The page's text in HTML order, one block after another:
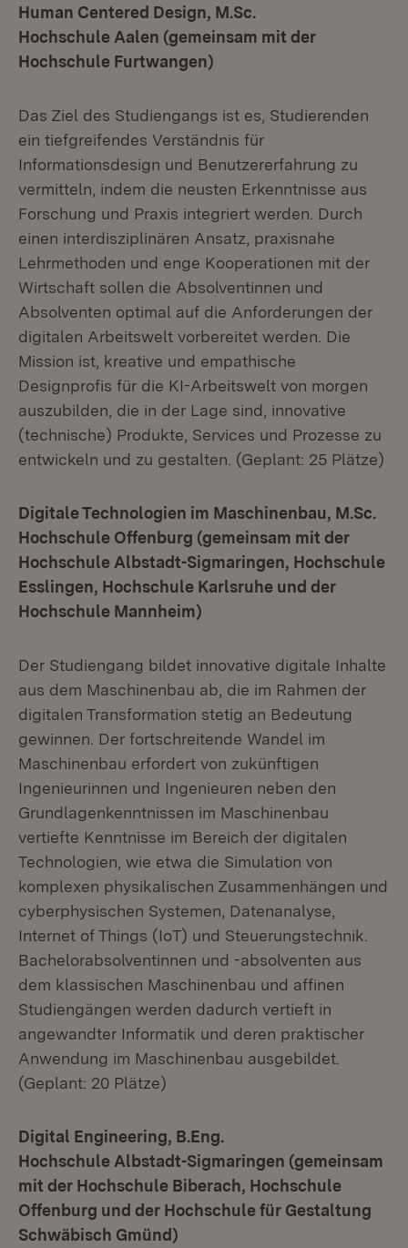
Human Centered Design, M.Sc.
Hochschule Aalen (gemeinsam mit der
Hochschule Furtwangen)
Das Ziel des Studiengangs ist es, Studierenden
ein tiefgreifendes Verständnis für
Informationsdesign und Benutzererfahrung zu
vermitteln, indem die neusten Erkenntnisse aus
Forschung und Praxis integriert werden. Durch
einen interdisziplinären Ansatz, praxisnahe
Lehrmethoden und enge Kooperationen mit der
Wirtschaft sollen die Absolventinnen und
Absolventen optimal auf die Anforderungen der
digitalen Arbeitswelt vorbereitet werden. Die
Mission ist, kreative und empathische
Designprofis für die KI-Arbeitswelt von morgen
auszubilden, die in der Lage sind, innovative
(technische) Produkte, Services und Prozesse zu
entwickeln und zu gestalten. (Geplant: 25 Plätze)
Digitale Technologien im Maschinenbau, M.Sc.
Hochschule Offenburg (gemeinsam mit der
Hochschule Albstadt-Sigmaringen, Hochschule
Esslingen, Hochschule Karlsruhe und der
Hochschule Mannheim)
Der Studiengang bildet innovative digitale Inhalte
aus dem Maschinenbau ab, die im Rahmen der
digitalen Transformation stetig an Bedeutung
gewinnen. Der fortschreitende Wandel im
Maschinenbau erfordert von zukünftigen
Ingenieurinnen und Ingenieuren neben den
Grundlagenkenntnissen im Maschinenbau
vertiefte Kenntnisse im Bereich der digitalen
Technologien, wie etwa die Simulation von
komplexen physikalischen Zusammenhängen und
cyberphysischen Systemen, Datenanalyse,
Internet of Things (IoT) und Steuerungstechnik.
Bachelorabsolventinnen und -absolventen aus
dem klassischen Maschinenbau und affinen
Studiengängen werden dadurch vertieft in
angewandter Informatik und deren praktischer
Anwendung im Maschinenbau ausgebildet.
(Geplant: 20 Plätze)
Digital Engineering, B.Eng.
Hochschule Albstadt-Sigmaringen (gemeinsam
mit der Hochschule Biberach, Hochschule
Offenburg und der Hochschule für Gestaltung
Schwäbisch Gmünd)